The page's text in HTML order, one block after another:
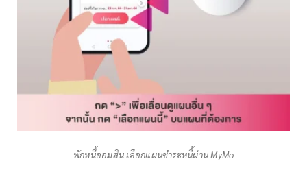
พักหนี้ออมสิน เลือกแผนชำระหนี้ผ่าน MyMo